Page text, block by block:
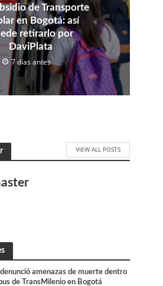
de Transporte
en Bogotá: así
retirarlo por
DaviPlata
7 días antes
VIEW ALL POSTS
amenazas de muerte dentro
de TransMilenio en Bogotá